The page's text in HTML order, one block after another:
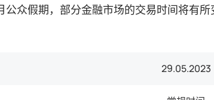
众假期，部分金融市场的交易时间将有
29.05.2023